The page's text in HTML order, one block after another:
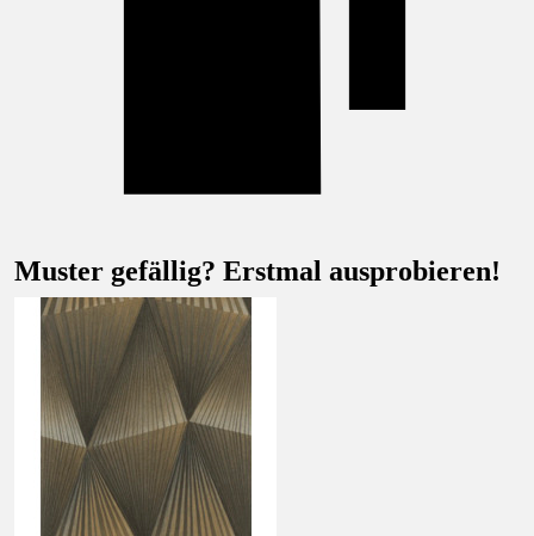
Muster gefällig? Erstmal ausprobieren!